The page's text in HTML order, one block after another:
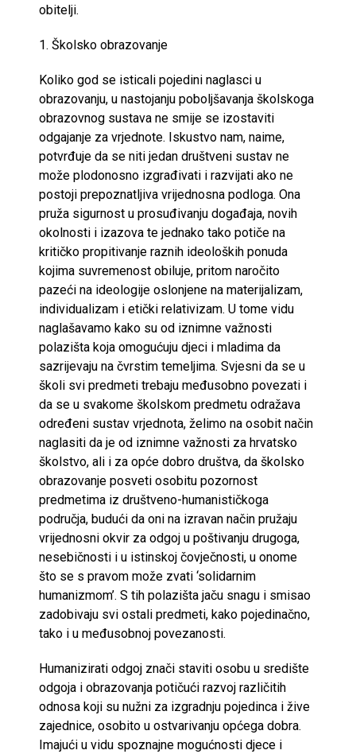
obitelji.
1. Školsko obrazovanje
Koliko god se isticali pojedini naglasci u
obrazovanju, u nastojanju poboljšavanja školskoga
obrazovnog sustava ne smije se izostaviti
odgajanje za vrjednote. Iskustvo nam, naime,
potvrđuje da se niti jedan društveni sustav ne
može plodonosno izgrađivati i razvijati ako ne
postoji prepoznatljiva vrijednosna podloga. Ona
pruža sigurnost u prosuđivanju događaja, novih
okolnosti i izazova te jednako tako potiče na
kritičko propitivanje raznih ideoloških ponuda
kojima suvremenost obiluje, pritom naročito
pazeći na ideologije oslonjene na materijalizam,
individualizam i etički relativizam. U tome vidu
naglašavamo kako su od iznimne važnosti
polazišta koja omogućuju djeci i mladima da
sazrijevaju na čvrstim temeljima. Svjesni da se u
školi svi predmeti trebaju međusobno povezati i
da se u svakome školskom predmetu odražava
određeni sustav vrjednota, želimo na osobit način
naglasiti da je od iznimne važnosti za hrvatsko
školstvo, ali i za opće dobro društva, da školsko
obrazovanje posveti osobitu pozornost
predmetima iz društveno-humanističkoga
područja, budući da oni na izravan način pružaju
vrijednosni okvir za odgoj u poštivanju drugoga,
nesebičnosti i u istinskoj čovječnosti, u onome
što se s pravom može zvati ‘solidarnim
humanizmom’. S tih polazišta jaču snagu i smisao
zadobivaju svi ostali predmeti, kako pojedinačno,
tako i u međusobnoj povezanosti.
Humanizirati odgoj znači staviti osobu u središte
odgoja i obrazovanja potičući razvoj različitih
odnosa koji su nužni za izgradnju pojedinca i žive
zajednice, osobito u ostvarivanju općega dobra.
Imajući u vidu spoznajne mogućnosti djece i